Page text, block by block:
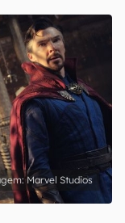
Marvel Studios